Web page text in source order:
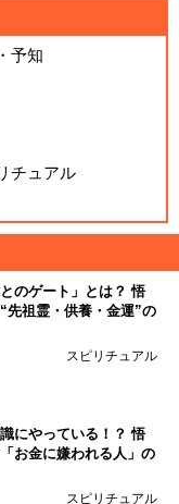
予知
チュアル
のゲート」とは？ 悟
先祖霊・供養・金運”の
スピリチュアル
にやっている！？ 悟
お金に嫌われる人」の
スピリチュアル